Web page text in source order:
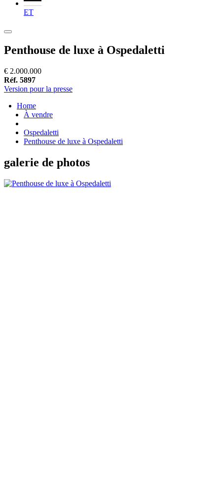
ET
Penthouse de luxe à Ospedaletti
€ 2.000.000
Réf. 5897
Version pour la presse
Home
À vendre
Ospedaletti
Penthouse de luxe à Ospedaletti
galerie de photos